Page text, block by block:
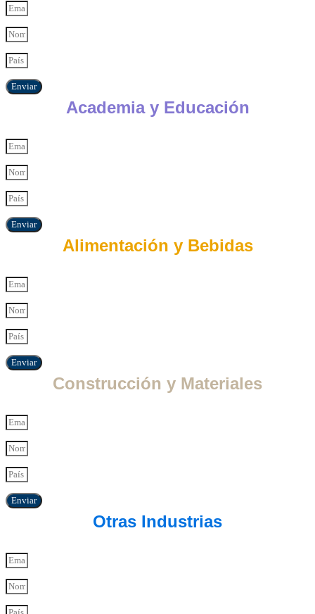
Enviar
Academia y Educación
Enviar
Alimentación y Bebidas
Enviar
Construcción y Materiales
Enviar
Otras Industrias